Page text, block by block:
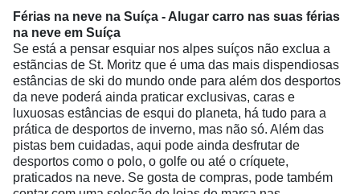
Férias na neve na Suíça - Alugar carro nas suas férias
na neve em Suíça
Se está a pensar esquiar nos alpes suíços não exclua a
estãncias de St. Moritz que é uma das mais dispendiosas
estâncias de ski do mundo onde para além dos desportos
da neve poderá ainda praticar exclusivas, caras e
luxuosas estâncias de esqui do planeta, há tudo para a
prática de desportos de inverno, mas não só. Além das
pistas bem cuidadas, aqui pode ainda desfrutar de
desportos como o polo, o golfe ou até o críquete,
praticados na neve. Se gosta de compras, pode também